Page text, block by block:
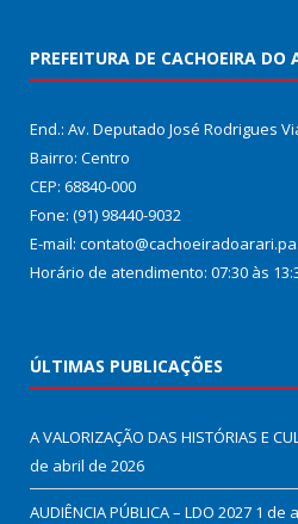
PREFEITURA DE CACHOEIRA DO
End.: Av. Deputado José Rodrigues
Bairro: Centro
CEP: 68840-000
Fone: (91) 98440-9032
E-mail:
Horário de atendimento: 07:30 às
ÚLTIMAS PUBLICAÇÕES
A VALORIZAÇÃO DAS HISTÓRIAS E
de abril de 2026
AUDIÊNCIA PÚBLICA – LDO 2027 1 de